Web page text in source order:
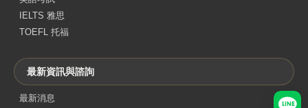
IELTS 雅思
TOEFL 托福
最新資訊與諮詢
最新消息